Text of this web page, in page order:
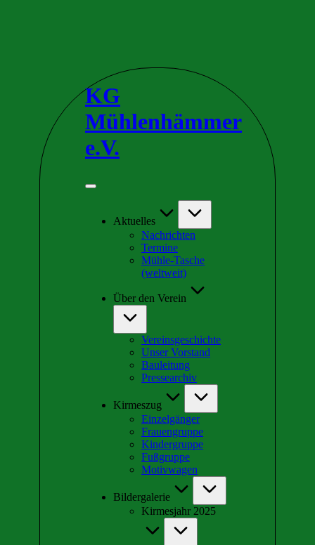
KG
Mühlenhämmer
e.V.
Wir
schrägsten
Aktuelles
Nachrichten
Termine
Mühle-Tasche
(weltweit)
Über den Verein
Vereinsgeschichte
Unser Vorstand
Bauleitung
Pressearchiv
Kirmeszug
Einzelgänger
Frauengruppe
Kindergruppe
Fußgruppe
Motivwagen
Bildergalerie
Kirmesjahr 2025